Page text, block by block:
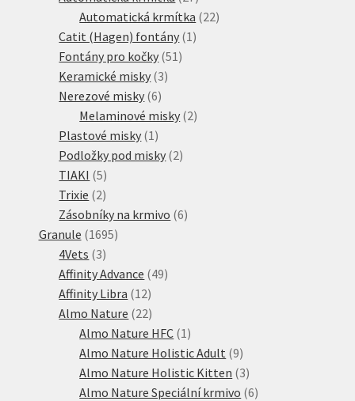
produktů
Automatická krmítka 2222
Catit (Hagen) fontány 1 1
Fontány pro kočky 51 51
Keramické misky 33
Nerezové misky 66
produktů
Melaminové misky 22
Plastové misky 1 1
produkt
Podložky pod misky 22
TIAKI 55
produktů
Trixie 22
produkty
Zásobníky na krmivo 66
Granule 16951695
4Vets 33
produkty
Affinity Advance 4949
Affinity Libra 1212
produktů
Almo Nature 2222
produktů
Almo Nature HFC 1 1
produkt
Almo Nature Holistic Adult 99
produktů
Almo Nature Holistic Kitten 33
produkty
Almo Nature Speciální krmivo 66